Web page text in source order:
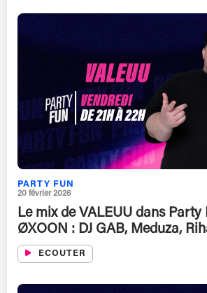
PARTY FUN
20 février 2026
Le mix de VALEUU dans Party
ØXOON : DJ GAB, Meduza,
ECOUTER